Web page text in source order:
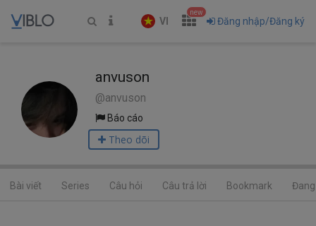
VI
new
Đăng nhập/Đăng ký
anvuson
@anvuson
Báo cáo
Theo dõi
Bài viết Series Câu hỏi Câu trả lời Bookmark